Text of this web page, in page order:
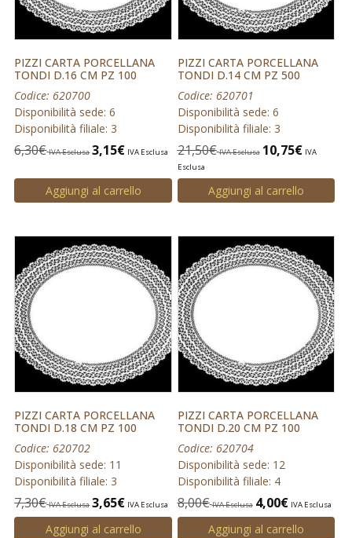
PIZZI CARTA PORCELLANA
TONDI D.16 CM PZ 100
Codice: 620700
Disponibilità sede: 6
Disponibilità filiale: 3
6,30€ IVA Esclusa 3,15€ IVA Esclusa
Aggiungi al carrello
PIZZI CARTA PORCELLANA
TONDI D.14 CM PZ 500
Codice: 620701
Disponibilità sede: 6
Disponibilità filiale: 3
21,50€ IVA Esclusa 10,75€ IVA
Esclusa
Aggiungi al carrello
PIZZI CARTA PORCELLANA
TONDI D.18 CM PZ 100
Codice: 620702
Disponibilità sede: 11
Disponibilità filiale: 3
7,30€ IVA Esclusa 3,65€ IVA Esclusa
Aggiungi al carrello
PIZZI CARTA PORCELLANA
TONDI D.20 CM PZ 100
Codice: 620704
Disponibilità sede: 12
Disponibilità filiale: 4
8,00€ IVA Esclusa 4,00€ IVA Esclusa
Aggiungi al carrello